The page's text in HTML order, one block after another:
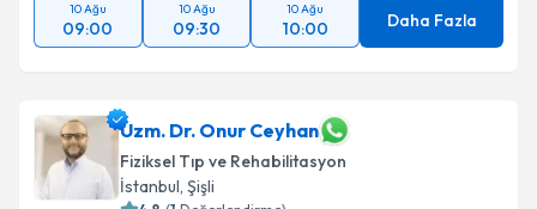
10 Ağu
09:00
10 Ağu
09:30
10 Ağu
10:00 Daha Fazla
Uzm. Dr. Onur Ceyhan
Fiziksel Tıp ve Rehabilitasyon
İstanbul, Şişli